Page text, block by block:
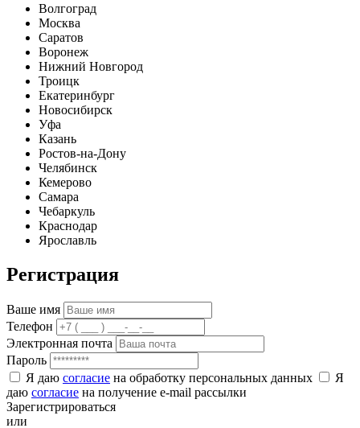
Волгоград
Москва
Саратов
Воронеж
Нижний Новгород
Троицк
Екатеринбург
Новосибирск
Уфа
Казань
Ростов-на-Дону
Челябинск
Кемерово
Самара
Чебаркуль
Краснодар
Ярославль
Регистрация
Ваше имя
Телефон
Электронная почта
Пароль
Я даю согласие на обработку персональных данных
Я
даю согласие на получение e-mail рассылки
Зарегистрироваться
или